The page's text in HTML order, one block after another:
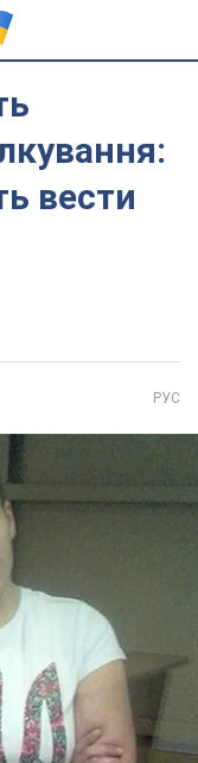
вести
РУС